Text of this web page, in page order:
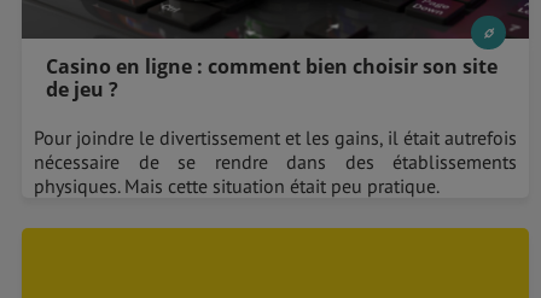
Casino en ligne : comment bien choisir son site
de jeu ?
Pour joindre le divertissement et les gains, il était autrefois
nécessaire de se rendre dans des établissements
physiques. Mais cette situation était peu pratique.